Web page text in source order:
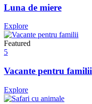
Luna de miere
Explore
Featured
5
Vacante pentru familii
Explore